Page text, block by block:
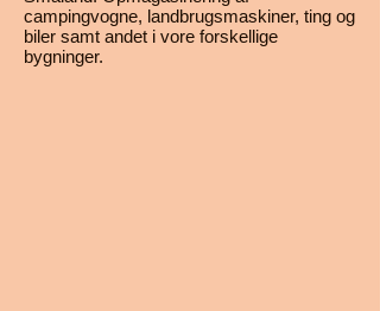
campingvogne, landbrugsmaskiner, ting og
biler samt andet i vore forskellige
bygninger.